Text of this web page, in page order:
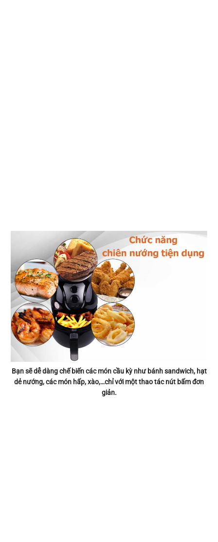
Bạn sẽ dễ dàng chế biến các món cầu kỳ như bánh sandwich, hạt
dẻ nướng, các món hấp, xào,…chỉ với một thao tác nút bấm đơn
giản.